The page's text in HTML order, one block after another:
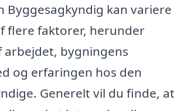
Byggesagkyndig kan variere
flere faktorer, herunder
arbejdet, bygningens
og erfaringen hos den
Generelt vil du finde, at